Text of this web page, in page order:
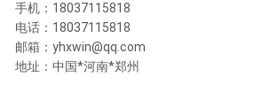
手机：18037115818
电话：18037115818
邮箱：yhxwin@qq.com
地址：中国*河南*郑州